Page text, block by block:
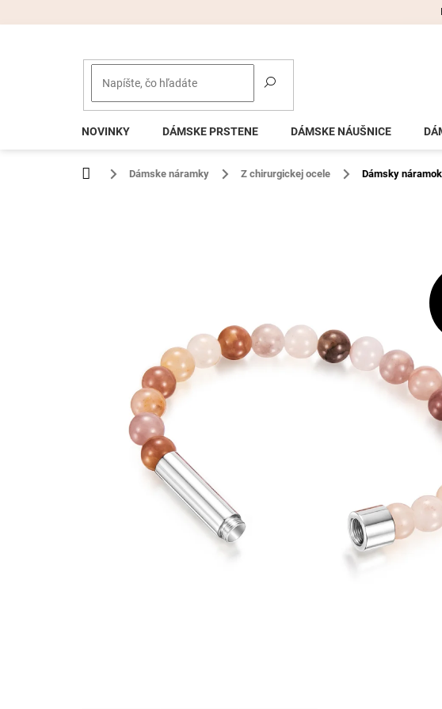
NOVINKY DÁMSKE PRSTENE DÁMSKE NÁUŠNICE
Domov Dámske náramky Z chirurgickej ocele Dámsky